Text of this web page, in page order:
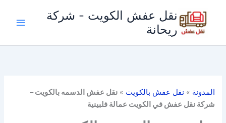
المحتوى
نقل عفش الكويت - شركة
ريحانة
المدونة » نقل عفش بالكويت »نقل عفش الدسمه بالكويت –
شركة نقل عفش في الكويت عمالة فلبينية